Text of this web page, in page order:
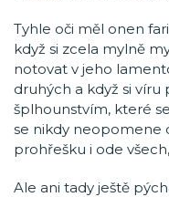
Tyhle oči měl onen
když si zcela mylně
notovat v jeho
druhých a když si
šplhounstvím, které
se nikdy neopomene
prohřešku i ode
Ale ani tady ještě